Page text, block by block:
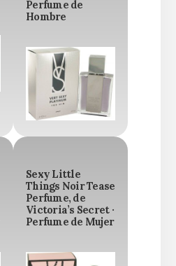
Perfume de
Hombre
Sexy Little
Things Noir Tease
Perfume, de
Victoria’s Secret ·
Perfume de Mujer